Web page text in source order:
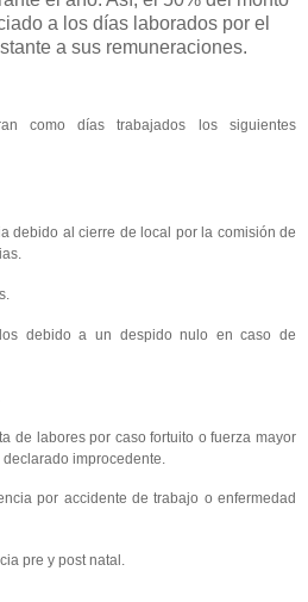
a los días laborados por el
a sus remuneraciones.
como días trabajados los siguientes
debido al cierre de local por la comisión de
debido a un despido nulo en caso de
de labores por caso fortuito o fuerza mayor
improcedente.
por accidente de trabajo o enfermedad
pre y post natal.